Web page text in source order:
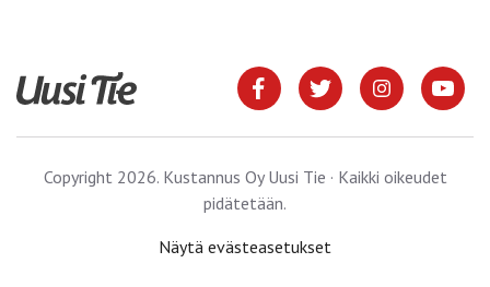
Copyright 2026. Kustannus Oy Uusi Tie · Kaikki oikeudet
pidätetään.
Näytä evästeasetukset